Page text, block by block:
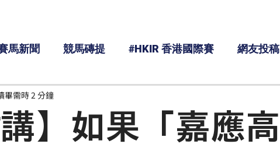
馬新聞 競馬磚提 #HKIR 香港國際賽 網友投稿
鹿 經典戰線
講】如果「嘉應高
畢需時 2 分鐘